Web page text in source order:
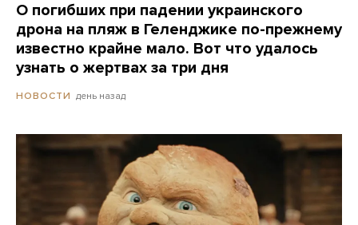
О погибших при падении украинского
дрона на пляж в Геленджике по-прежнему
известно крайне мало. Вот что удалось
узнать о жертвах за три дня
НОВОСТИ день назад